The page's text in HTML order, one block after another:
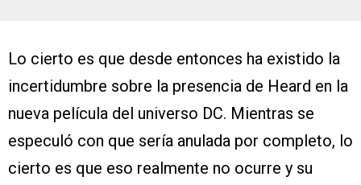
Lo cierto es que desde entonces ha existido la
incertidumbre sobre la presencia de Heard en la
nueva película del universo DC. Mientras se
especuló con que sería anulada por completo, lo
cierto es que eso realmente no ocurre y su